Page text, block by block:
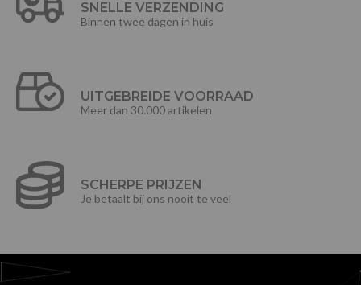
SNELLE VERZENDING
Binnen twee dagen in huis
UITGEBREIDE VOORRAAD
Meer dan 30.000 artikelen
SCHERPE PRIJZEN
Je betaalt bij ons nooit te veel